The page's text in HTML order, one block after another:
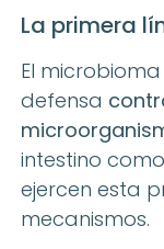
La primera
El
defensa
intestino
ejercen esta
mecanismos.